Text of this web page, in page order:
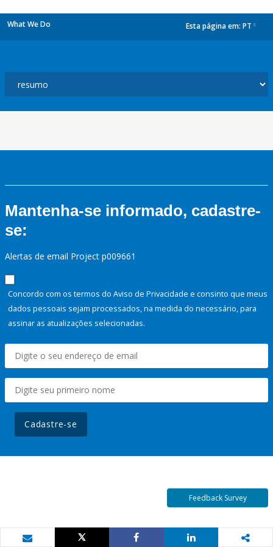
What We Do Esta página em: PT
Mantenha-se informado, cadastre-
se:
Alertas de email Project p009661
Concordo com os termos do Aviso de Privacidade e consinto que meus
dados pessoais sejam processados, na medida do necessário, para
assinar as atualizações selecionadas.
Cadastre-se
Feedback Survey